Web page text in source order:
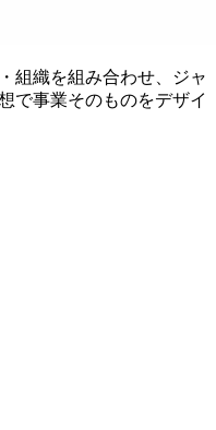
組織を組み合わせ、ジャ
で事業そのものをデザイ